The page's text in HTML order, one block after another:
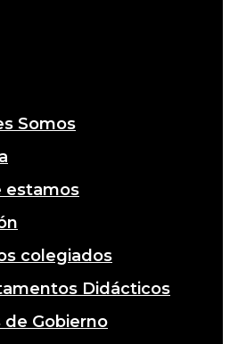
Somos
estamos
colegiados
Didácticos
de Gobierno